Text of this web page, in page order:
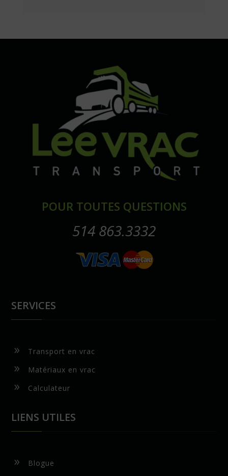
POUR TOUTES QUESTIONS
514 863.3332
SERVICES
9 Transport en vrac
9 Matériaux en vrac
9 Calculateur
LIENS UTILES
9 Blogue